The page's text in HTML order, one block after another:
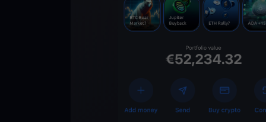
Scarica l’app
Wallet